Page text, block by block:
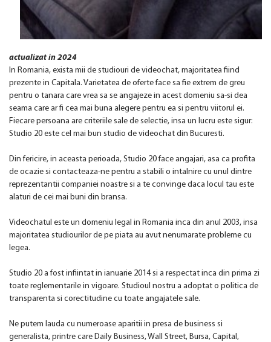
actualizat in 2024
In Romania, exista mii de studiouri de videochat, majoritatea fiind
prezente in Capitala. Varietatea de oferte face sa fie extrem de greu
pentru o tanara care vrea sa se angajeze in acest domeniu sa-si dea
seama care ar fi cea mai buna alegere pentru ea si pentru viitorul ei.
Fiecare persoana are criteriile sale de selectie, insa un lucru este sigur:
Studio 20 este cel mai bun studio de videochat din Bucuresti.
Din fericire, in aceasta perioada, Studio 20 face angajari, asa ca profita
de ocazie si contacteaza-ne pentru a stabili o intalnire cu unul dintre
reprezentantii companiei noastre si a te convinge daca locul tau este
alaturi de cei mai buni din bransa.
Videochatul este un domeniu legal in Romania inca din anul 2003, insa
majoritatea studiourilor de pe piata au avut nenumarate probleme cu
legea.
Studio 20 a fost infiintat in ianuarie 2014 si a respectat inca din prima zi
toate reglementarile in vigoare. Studioul nostru a adoptat o politica de
transparenta si corectitudine cu toate angajatele sale.
Ne putem lauda cu numeroase aparitii in presa de business si
generalista, printre care Daily Business, Wall Street, Bursa, Capital,